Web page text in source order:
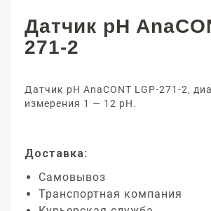
Датчик pH
271-2
Датчик pH AnaCONT LGP-271-2,
измерения 1 — 12 pH.
Доставка:
Самовывоз
Транспортная компания